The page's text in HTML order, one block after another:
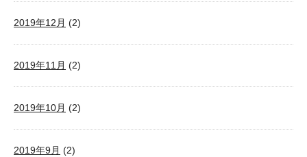
2019年12月 (2)
2019年11月 (2)
2019年10月 (2)
2019年9月 (2)